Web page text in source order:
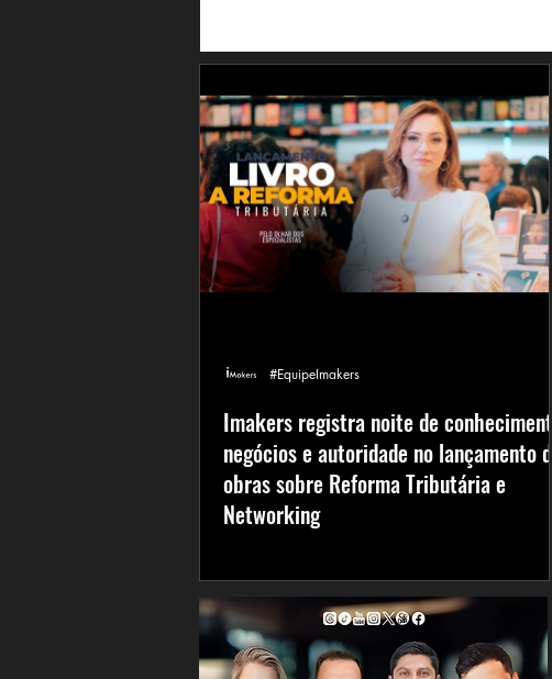
Imakers registra noite de conhecimento,
negócios e autoridade no lançamento de
obras sobre Reforma Tributária e
Networking
#EquipeImakers